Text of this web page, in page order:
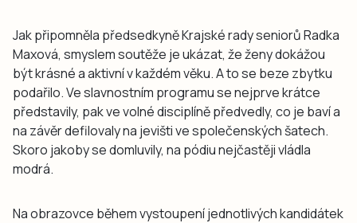
Jak připomněla předsedkyně Krajské rady seniorů Radka
Maxová, smyslem soutěže je ukázat, že ženy dokážou
být krásné a aktivní v každém věku. A to se beze zbytku
podařilo. Ve slavnostním programu se nejprve krátce
představily, pak ve volné disciplíně předvedly, co je baví a
na závěr defilovaly na jevišti ve společenských šatech.
Skoro jakoby se domluvily, na pódiu nejčastěji vládla
modrá.
Na obrazovce během vystoupení jednotlivých kandidátek